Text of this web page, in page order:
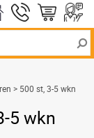
> 500 st, 3-5 wkn
5 wkn